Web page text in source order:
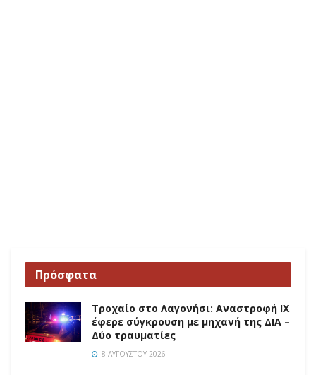
Πρόσφατα
Τροχαίο στο Λαγονήσι: Αναστροφή ΙΧ
έφερε σύγκρουση με μηχανή της ΔΙΑ –
Δύο τραυματίες
8 ΑΥΓΟΎΣΤΟΥ 2026